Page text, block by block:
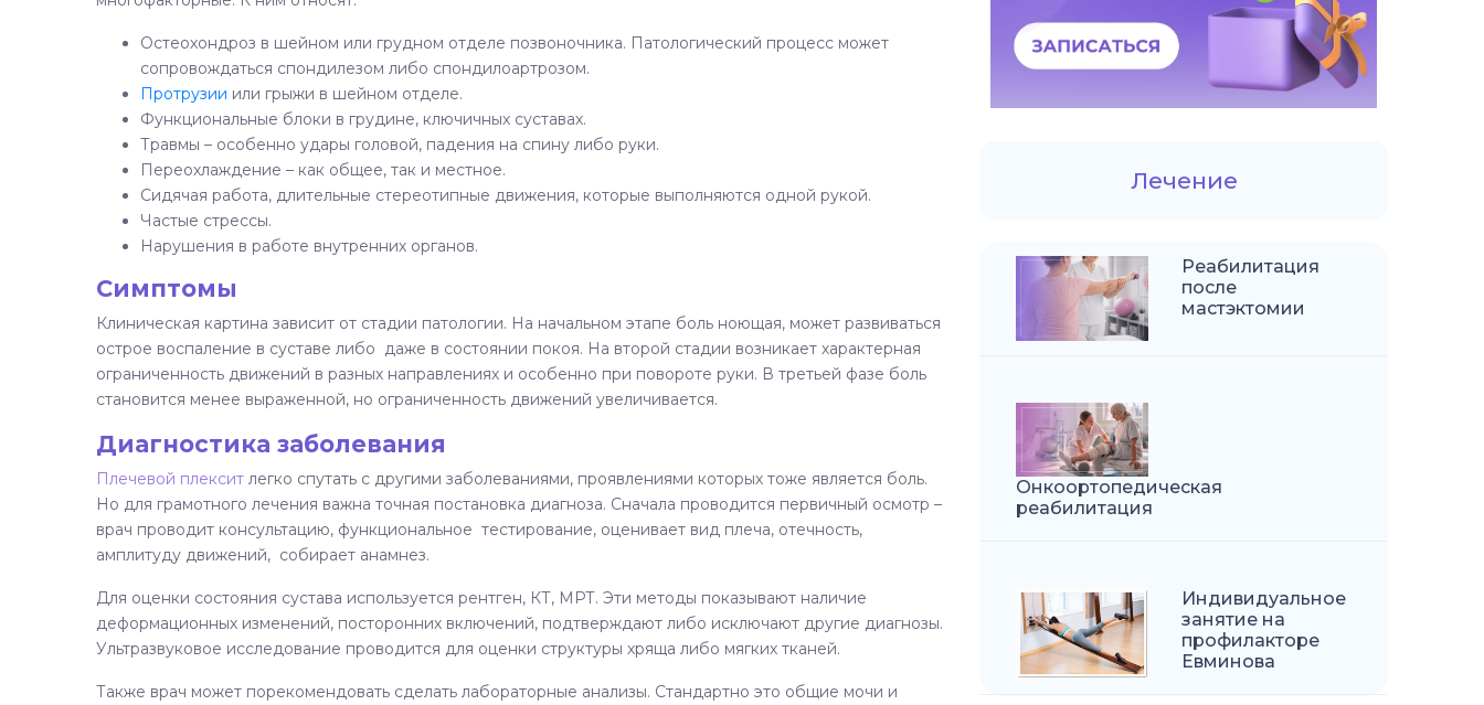
Остеохондроз в шейном или грудном отделе позвоночника. Патологический процесс может
сопровождаться спондилезом либо спондилоартрозом.
Протрузии или грыжи в шейном отделе.
Функциональные блоки в грудине, ключичных суставах.
Травмы – особенно удары головой, падения на спину либо руки.
Переохлаждение – как общее, так и местное.
Сидячая работа, длительные стереотипные движения, которые выполняются одной рукой.
Частые стрессы.
Нарушения в работе внутренних органов.
Симптомы
Клиническая картина зависит от стадии патологии. На начальном этапе боль ноющая, может развиваться
острое воспаление в суставе либо даже в состоянии покоя. На второй стадии возникает характерная
ограниченность движений в разных направлениях и особенно при повороте руки. В третьей фазе боль
становится менее выраженной, но ограниченность движений увеличивается.
Диагностика заболевания
Плечевой плексит легко спутать с другими заболеваниями, проявлениями которых тоже является боль.
Но для грамотного лечения важна точная постановка диагноза. Сначала проводится первичный осмотр –
врач проводит консультацию, функциональное тестирование, оценивает вид плеча, отечность,
амплитуду движений, собирает анамнез.
Для оценки состояния сустава используется рентген, КТ, МРТ. Эти методы показывают наличие
деформационных изменений, посторонних включений, подтверждают либо исключают другие диагнозы.
Ультразвуковое исследование проводится для оценки структуры хряща либо мягких тканей.
Также врач может порекомендовать сделать лабораторные анализы. Стандартно это общие мочи и
Лечение
Реабилитация
после
мастэктомии
Онкоортопедическая
реабилитация
Индивидуальное
занятие на
профилакторе
Евминова